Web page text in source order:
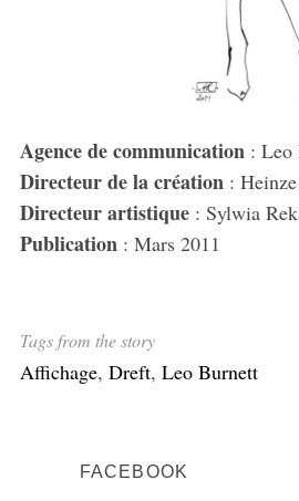
Agence de communication: Leo
Directeur de la création:
Directeur artistique: Sylwia
Publication: Mars 2011
Tags from the story
Affichage, Dreft, Leo Burnett
FACEBOOK